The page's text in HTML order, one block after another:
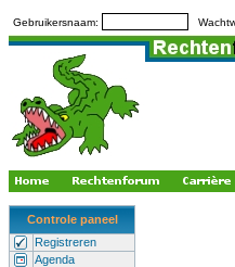
Gebruikersnaam:
Controle paneel
Registreren
Agenda